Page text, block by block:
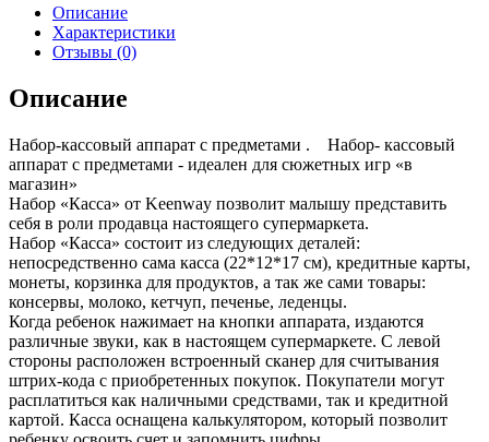
Описание
Характеристики
Отзывы (0)
Описание
Набор-кассовый аппарат с предметами . Набор- кассовый
аппарат с предметами - идеален для сюжетных игр «в
магазин»
Набор «Касса» от Keenway позволит малышу представить
себя в роли продавца настоящего супермаркета.
Набор «Касса» состоит из следующих деталей:
непосредственно сама касса (22*12*17 см), кредитные карты,
монеты, корзинка для продуктов, а так же сами товары:
консервы, молоко, кетчуп, печенье, леденцы.
Когда ребенок нажимает на кнопки аппарата, издаются
различные звуки, как в настоящем супермаркете. С левой
стороны расположен встроенный сканер для считывания
штрих-кода с приобретенных покупок. Покупатели могут
расплатиться как наличными средствами, так и кредитной
картой. Касса оснащена калькулятором, который позволит